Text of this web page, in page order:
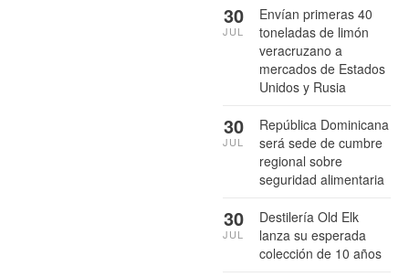
Envían primeras 40
toneladas de limón
veracruzano a
mercados de Estados
Unidos y Rusia
30
JUL
República Dominicana
será sede de cumbre
regional sobre
seguridad alimentaria
30
JUL
Destilería Old Elk
lanza su esperada
colección de 10 años
30
JUL